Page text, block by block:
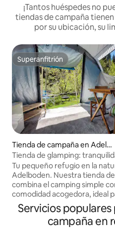
¡Tantos huéspedes no
tiendas de campaña
por su ubicación, su
Superanfitrión
Superanfitrión
Tienda de campaña en Adelb
oden
Tienda de glamping:
comodidad en Adelboden
Tu pequeño refugio en la
Adelboden. Nuestra tienda
combina el camping simple
comodidad acogedora, ideal
cualquier persona que ame
pero no quiera prescindir de
Servicios
campaña en